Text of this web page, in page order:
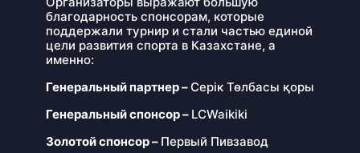
благодарность спонсорам, которые
поддержали турнир и стали частью единой
цели развития спорта в Казахстане, а
именно:
Генеральный партнер –Серік Төлбасы қоры
Генеральный спонсор – LCWaikiki
Золотой спонсор – Первый Пивзавод